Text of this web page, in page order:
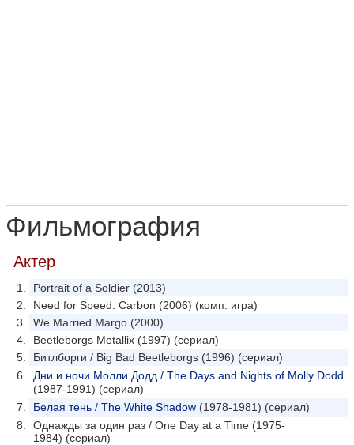
Фильмография
Актер
Portrait of a Soldier (2013)
Need for Speed: Carbon (2006) (комп. игра)
We Married Margo (2000)
Beetleborgs Metallix (1997) (сериал)
Битлборги / Big Bad Beetleborgs (1996) (сериал)
Дни и ночи Молли Додд / The Days and Nights of Molly Dodd
(1987-1991) (сериал)
Белая тень / The White Shadow (1978-1981) (сериал)
Однажды за один раз / One Day at a Time (1975-
1984) (сериал)